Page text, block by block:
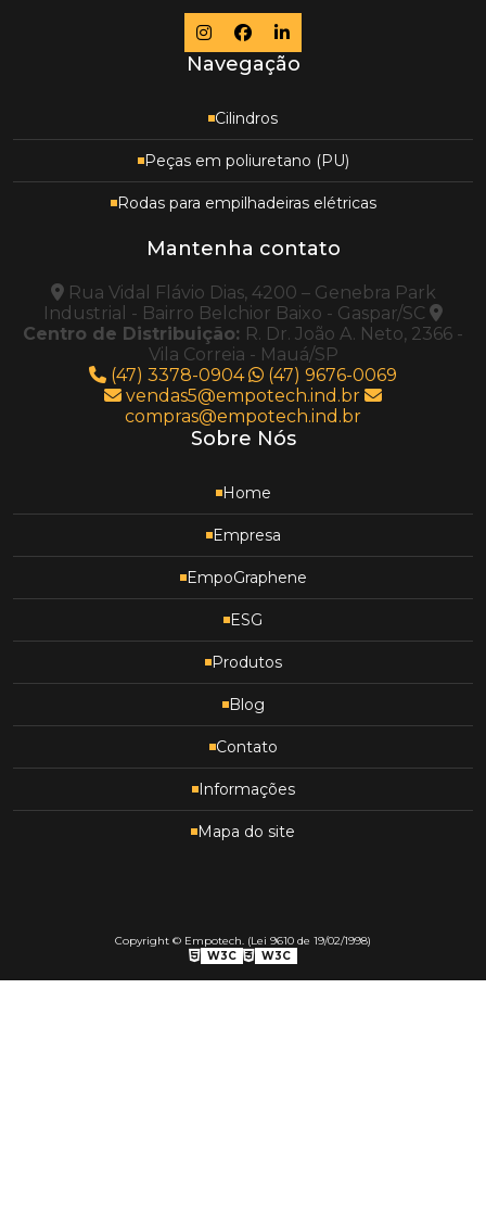
Navegação
Cilindros
Peças em poliuretano (PU)
Rodas para empilhadeiras elétricas
Mantenha contato
Rua Vidal Flávio Dias, 4200 – Genebra Park
Industrial - Bairro Belchior Baixo - Gaspar/SC
Centro de Distribuição: R. Dr. João A. Neto, 2366 -
Vila Correia - Mauá/SP
(47) 3378-0904
(47) 9676-0069
vendas5@empotech.ind.br
compras@empotech.ind.br
Sobre Nós
Home
Empresa
EmpoGraphene
ESG
Produtos
Blog
Contato
Informações
Mapa do site
Copyright © Empotech. (Lei 9610 de 19/02/1998)
W3C
W3C